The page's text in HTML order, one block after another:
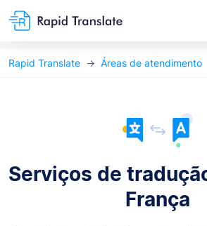
Rapid Translate Áreas de atendimento
Serviços de
França